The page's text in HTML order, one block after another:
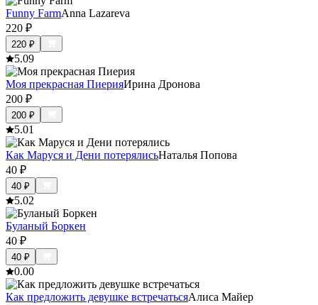
Funny FarmAnna Lazareva
220 ₽
220 ₽
5.09
Моя прекрасная ПиерияИрина Дронова
200 ₽
200 ₽
5.01
Как Маруся и Дени потерялисьНаталья Попова
40 ₽
40 ₽
5.02
Буланый Боркен
40 ₽
40 ₽
0.00
Как предложить девушке встречатьсяАлиса Майер